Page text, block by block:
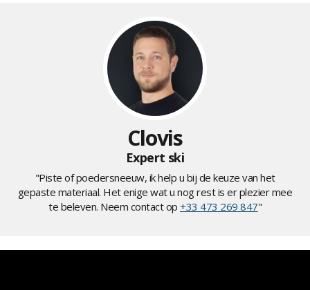
Clovis
Expert ski
"Piste of poedersneeuw, ik help u bij de keuze van het
gepaste materiaal. Het enige wat u nog rest is er plezier mee
te beleven. Neem contact op +33 473 269 847"